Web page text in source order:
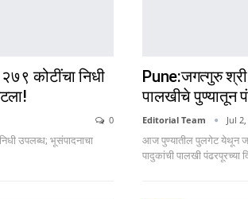
कोटींचा निधी
0
उपलब्ध; भूसंपादनाचा
Pune:जगत्गुरु श्री
पालखीचे पुण्यातून
Editorial Team Jul
आज पुण्यातील पुलगेट येथून
पादुकांची पालखी पंढरपूरच्या